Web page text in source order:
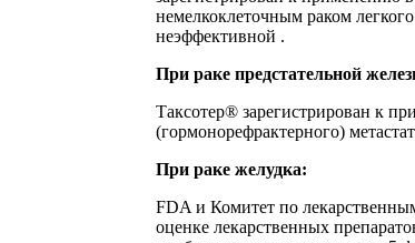
немелкоклеточным раком
неэффективной .
При раке предстательной
Таксотер® зарегистрирован к
(гормонорефрактерного)
При раке желудка:
FDA и Комитет по
оценке лекарственных